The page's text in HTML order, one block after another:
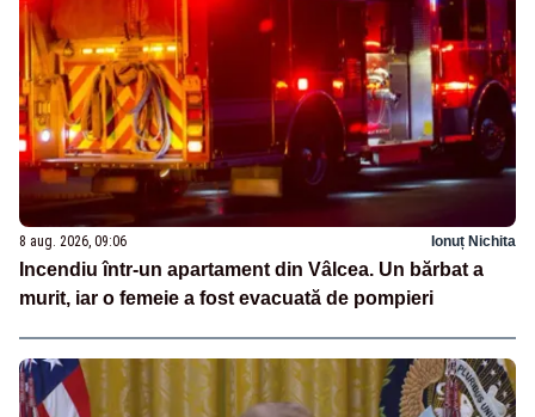
8 aug. 2026, 09:06 Ionuț Nichita
Incendiu într-un apartament din Vâlcea. Un bărbat a
murit, iar o femeie a fost evacuată de pompieri